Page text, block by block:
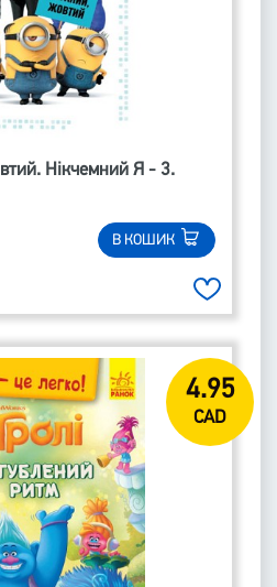
Нікчемний Я - 3.
В КОШИК
4.95
CAD